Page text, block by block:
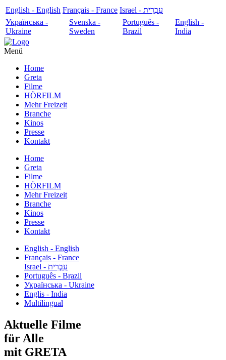
English - English Français - France
עִבְרִית - Israel
Українська -
Ukraine
Svenska -
Sweden
Português -
Brazil
English -
India
Menü
Home
Greta
Filme
HÖRFILM
Mehr Freizeit
Branche
Kinos
Presse
Kontakt
Home
Greta
Filme
HÖRFILM
Mehr Freizeit
Branche
Kinos
Presse
Kontakt
English - English
Français - France
עִבְרִית - Israel
Português - Brazil
Українська - Ukraine
Englis - India
Multilingual
Aktuelle Filme
für Alle
mit GRETA